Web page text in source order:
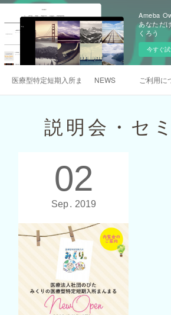
Ameba
あなただ
くろう
今すぐ
医療型特定短期入所まんまるについて
NEWS ご利用に
説明会・セ
02
Sep 2019